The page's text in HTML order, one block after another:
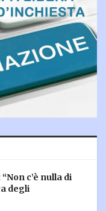
c’è nulla di
degli